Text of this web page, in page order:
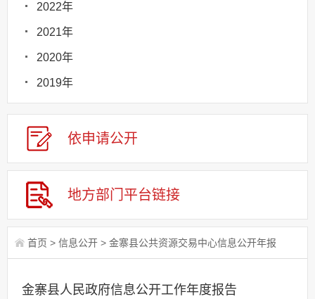
2022年
2021年
2020年
2019年
依申请公开
地方部门 平台链接
首页 > 信息公开 > 金寨县公共资源交易中心信息公开年报
金寨县人民政府信息公开工作年度报告